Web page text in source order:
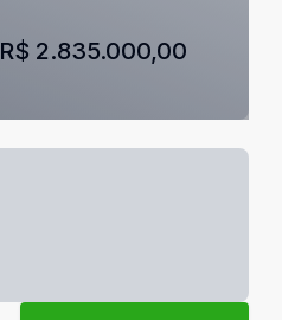
R$ 2.835.000,00